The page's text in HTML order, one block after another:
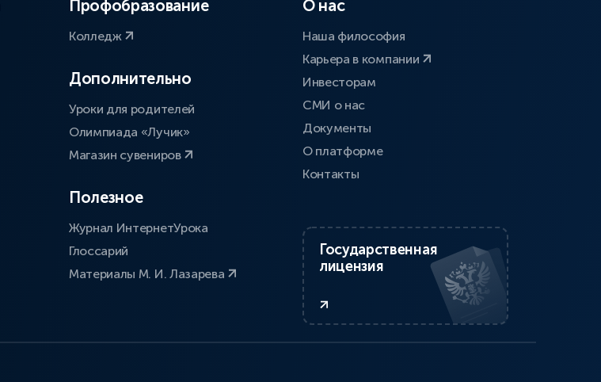
Профобразование
Колледж
Дополнительно
Уроки для родителей
Олимпиада «Лучик»
Магазин сувениров
Полезное
Журнал ИнтернетУрока
Глоссарий
Материалы М. И. Лазарева
О нас
Наша философия
Карьера в компании
Инвесторам
СМИ о нас
Документы
О платформе
Контакты
Государственная
лицензия